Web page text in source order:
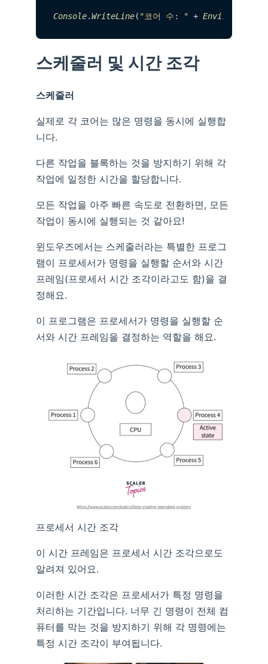
Console.WriteLine( "코어 수: " + Environment
스케줄러 및 시간 조각
스케줄러
실제로 각 코어는 많은 명령을 동시에 실행합
니다.
다른 작업을 블록하는 것을 방지하기 위해 각
작업에 일정한 시간을 할당합니다.
모든 작업을 아주 빠른 속도로 전환하면, 모든
작업이 동시에 실행되는 것 같아요!
윈도우즈에서는 스케줄러라는 특별한 프로그
램이 프로세서가 명령을 실행할 순서와 시간
프레임(프로세서 시간 조각이라고도 함)을 결
정해요.
이 프로그램은 프로세서가 명령을 실행할 순
서와 시간 프레임을 결정하는 역할을 해요.
프로세서 시간 조각
이 시간 프레임은 프로세서 시간 조각으로도
알려져 있어요.
이러한 시간 조각은 프로세서가 특정 명령을
처리하는 기간입니다. 너무 긴 명령이 전체 컴
퓨터를 막는 것을 방지하기 위해 각 명령에는
특정 시간 조각이 부여됩니다.